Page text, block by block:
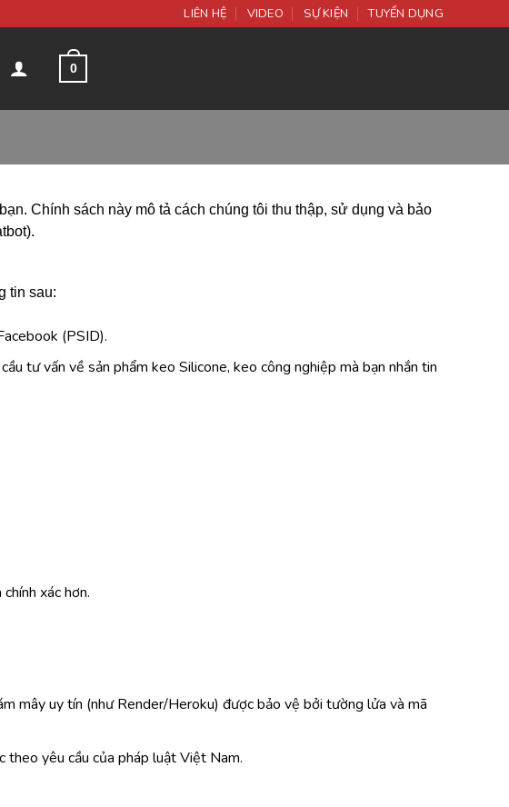
LIÊN HỆ VIDEO SỰ KIỆN TUYỂN DỤNG
0
Chính sách này mô tả cách chúng tôi thu thập, sử dụng và bảo
tin sau:
(PSID).
tư vấn về sản phẩm keo Silicone, keo công nghiệp mà bạn nhắn tin
xác hơn.
mây uy tín (như Render/Heroku) được bảo vệ bởi tường lửa và mã
theo yêu cầu của pháp luật Việt Nam.